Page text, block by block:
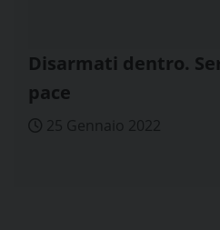
Disarmati dentro.
pace
25 Gennaio 2022